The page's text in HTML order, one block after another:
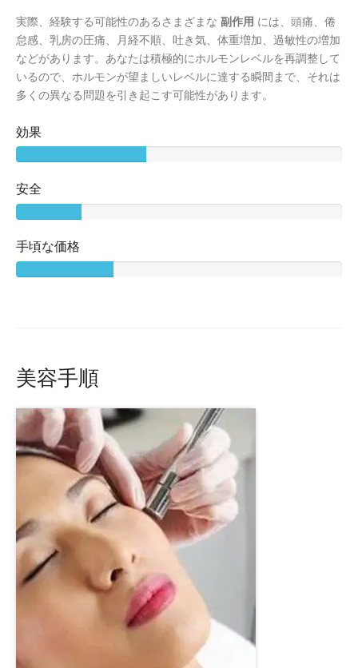
実際、経験する可能性のあるさまざまな 副作用 には、頭痛、倦
怠感、乳房の圧痛、月経不順、吐き気、体重増加、過敏性の増加
などがあります。あなたは積極的にホルモンレベルを再調整して
いるので、ホルモンが望ましいレベルに達する瞬間まで、それは
多くの異なる問題を引き起こす可能性があります。
効果
安全
手頃な価格
美容手順